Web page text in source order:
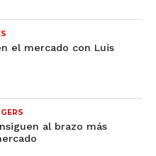
el mercado con Luis
al brazo más